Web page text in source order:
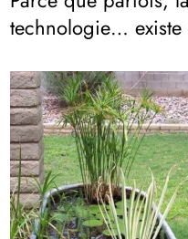
technologie… existe